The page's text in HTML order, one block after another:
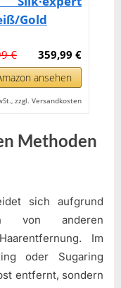
Gold
359,99 €
€
ansehen
zzgl. Versandkosten
Methoden
sich aufgrund
von anderen
Im
oder Sugaring
entfernt, sondern